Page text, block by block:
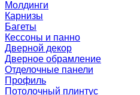
Молдинги
Карнизы
Багеты
Кессоны и панно
Дверной декор
Дверное обрамление
Отделочные панели
Профиль
Потолочный плинтус